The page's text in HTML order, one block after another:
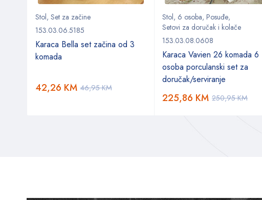
Stol, Set za začine
153.03.06.5185
Karaca Bella set začina od 3
komada
46,95KM
42,26 KM
Stol, 6 osoba, Posuđe,
Setovi za doručak i kolače
153.03.08.0608
Karaca Vavien 26 komada 6
osoba porculanski set za
doručak/serviranje
250,95KM
225,86 KM